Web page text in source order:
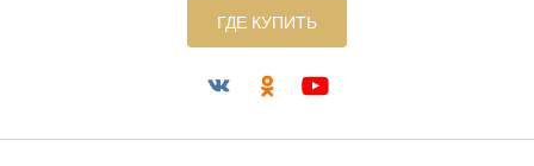
ГДЕ КУПИТЬ